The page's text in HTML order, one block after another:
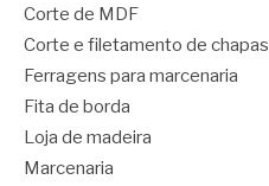
Corte de MDF
Corte e filetamento de chapas
Ferragens para marcenaria
Fita de borda
Loja de madeira
Marcenaria